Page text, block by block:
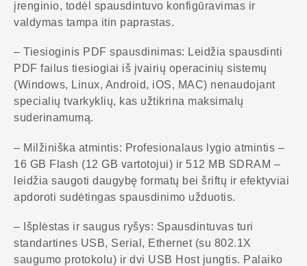
įrenginio, todėl spausdintuvo konfigūravimas ir
valdymas tampa itin paprastas.
– Tiesioginis PDF spausdinimas: Leidžia spausdinti
PDF failus tiesiogiai iš įvairių operacinių sistemų
(Windows, Linux, Android, iOS, MAC) nenaudojant
specialių tvarkyklių, kas užtikrina maksimalų
suderinamumą.
– Milžiniška atmintis: Profesionalaus lygio atmintis –
16 GB Flash (12 GB vartotojui) ir 512 MB SDRAM –
leidžia saugoti daugybę formatų bei šriftų ir efektyviai
apdoroti sudėtingas spausdinimo užduotis.
– Išplėstas ir saugus ryšys: Spausdintuvas turi
standartines USB, Serial, Ethernet (su 802.1X
saugumo protokolu) ir dvi USB Host jungtis. Palaiko